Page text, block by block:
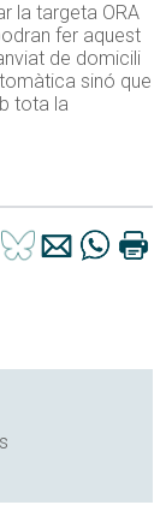
la targeta ORA
fer aquest
de domicili
sinó que
tota la